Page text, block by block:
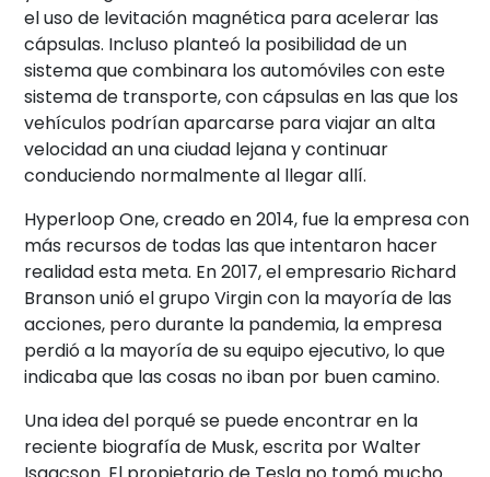
el uso de levitación magnética para acelerar las
cápsulas. Incluso planteó la posibilidad de un
sistema que combinara los automóviles con este
sistema de transporte, con cápsulas en las que los
vehículos podrían aparcarse para viajar an alta
velocidad an una ciudad lejana y continuar
conduciendo normalmente al llegar allí.
Hyperloop One, creado en 2014, fue la empresa con
más recursos de todas las que intentaron hacer
realidad esta meta. En 2017, el empresario Richard
Branson unió el grupo Virgin con la mayoría de las
acciones, pero durante la pandemia, la empresa
perdió a la mayoría de su equipo ejecutivo, lo que
indicaba que las cosas no iban por buen camino.
Una idea del porqué se puede encontrar en la
reciente biografía de Musk, escrita por Walter